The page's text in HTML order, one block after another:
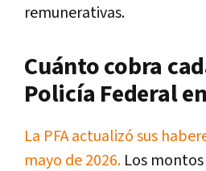
remunerativas.
Cuánto cobra
Policía Federal
La PFA actualizó sus
mayo de 2026. Los